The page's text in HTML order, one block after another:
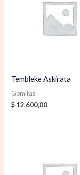
Tembleke Askirata
Gomitas
$ 12.600,00